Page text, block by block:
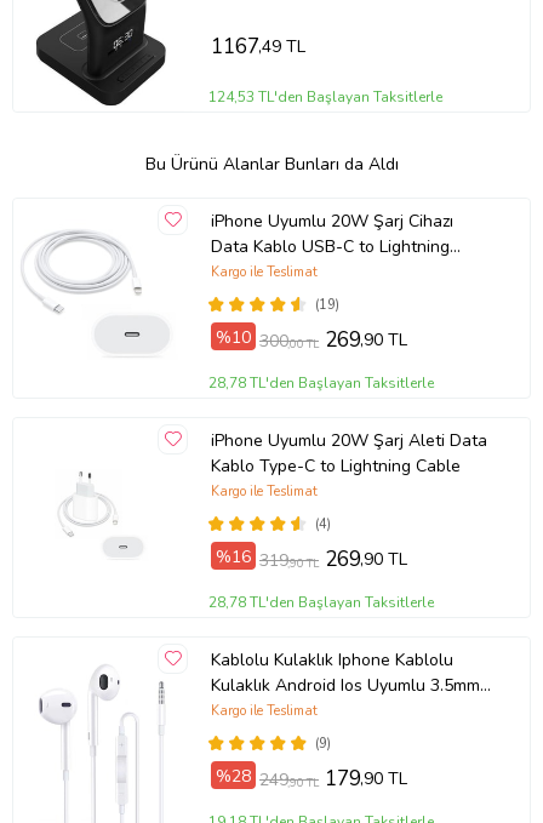
1167,49 TL
124,53 TL'den Başlayan Taksitlerle
Bu Ürünü Alanlar Bunları da Aldı
iPhone Uyumlu 20W Şarj Cihazı
Data Kablo USB-C to Lightning
Cable
(19)
Kargo ile Teslimat
%10 300,00 TL 269,90 TL
28,78 TL'den Başlayan Taksitlerle
iPhone Uyumlu 20W Şarj Aleti Data
Kablo Type-C to Lightning Cable
(4)
Kargo ile Teslimat
%16 319,90 TL 269,90 TL
28,78 TL'den Başlayan Taksitlerle
Kablolu Kulaklık Iphone Kablolu
Kulaklık Android Ios Uyumlu 3.5mm
Kulaklık (Beyaz)
(9)
Kargo ile Teslimat
%28 249,90 TL 179,90 TL